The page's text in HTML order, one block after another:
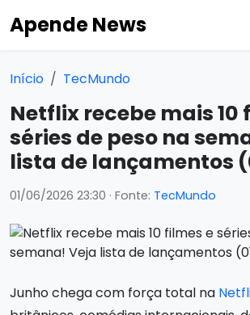
Apende News
Início TecMundo
Netflix recebe mais 10
séries de peso na
lista de lançamentos
01/06/2026 23:30 · Fonte: TecMundo
Junho chega com força total na